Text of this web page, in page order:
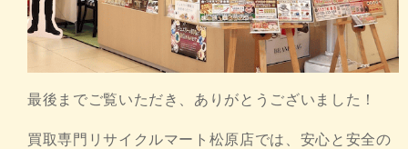
最後までご覧いただき、ありがとうございました！
買取専門リサイクルマート松原店では、安心と安全の